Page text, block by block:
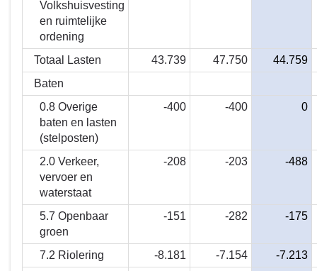
Volkshuisvesting
en ruimtelijke
ordening
Totaal Lasten 43.739 47.750
44.759
Baten
0.8 Overige
baten en lasten
(stelposten)
-400 -400 0
2.0 Verkeer,
vervoer en
waterstaat
-208 -203 -488
5.7 Openbaar
groen
-151 -282 -175
7.2 Riolering -8.181 -7.154
-7.213